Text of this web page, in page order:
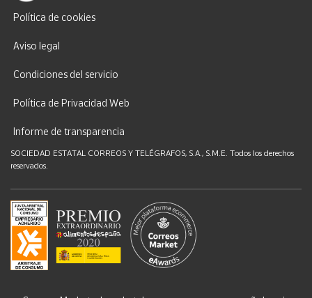
Política de cookies
Aviso legal
Condiciones del servicio
Política de Privacidad Web
Informe de transparencia
SOCIEDAD ESTATAL CORREOS Y TELÉGRAFOS, S.A., S.M.E. Todos los derechos
reservados.